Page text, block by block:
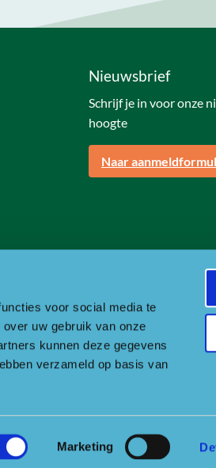
voor social media te
uw gebruik van onze
kunnen deze gegevens
verzameld op basis van
Marketing
Nieuwsbrief
Schrijf je in voor onze
hoogte
Naar